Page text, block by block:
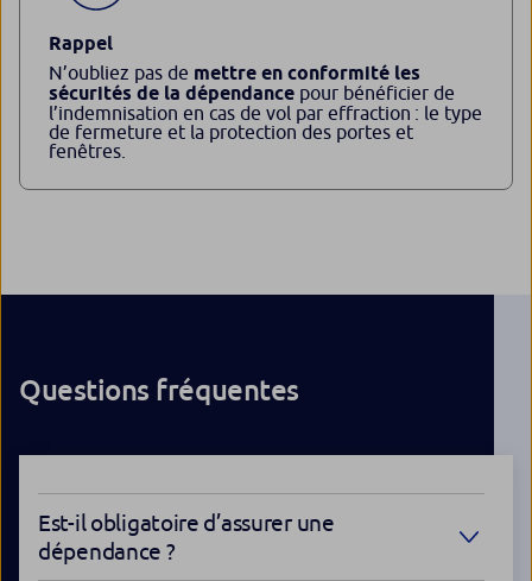
Rappel
N’oubliez pas de mettre en conformité les
sécurités de la dépendance pour bénéficier de
l’indemnisation en cas de vol par effraction : le type
de fermeture et la protection des portes et
fenêtres.
Questions fréquentes
Est-il obligatoire d’assurer une
dépendance ?